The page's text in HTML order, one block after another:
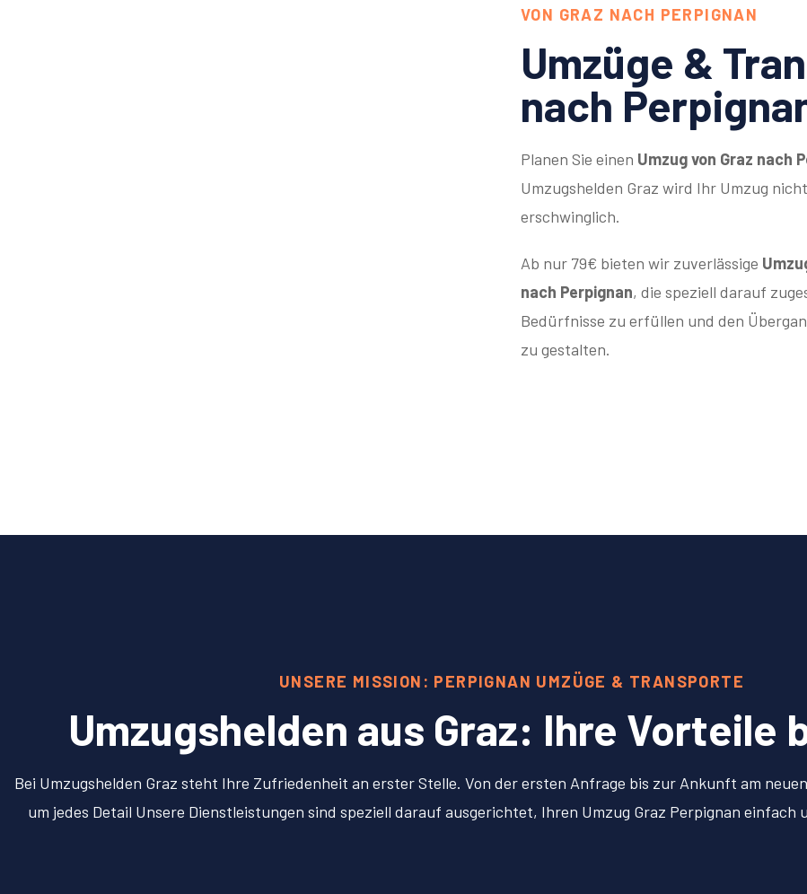
VON GRAZ NACH PERPIGNAN
Umzüge &
nach
Planen Sie einen Umzug von Graz nach
Umzugshelden Graz wird Ihr Umzug
erschwinglich.
Ab nur 79€ bieten wir zuverlässige
nach Perpignan, die speziell darauf
Bedürfnisse zu erfüllen und den
zu gestalten.
UNSERE MISSION: PERPIGNAN UMZÜGE & TRANSPORTE
Umzugshelden aus Graz: Ihre Vorteile
Bei Umzugshelden Graz steht Ihre Zufriedenheit an erster Stelle. Von der ersten Anfrage bis zur Ankunft am
um jedes Detail Unsere Dienstleistungen sind speziell darauf ausgerichtet, Ihren Umzug Graz Perpignan einfach